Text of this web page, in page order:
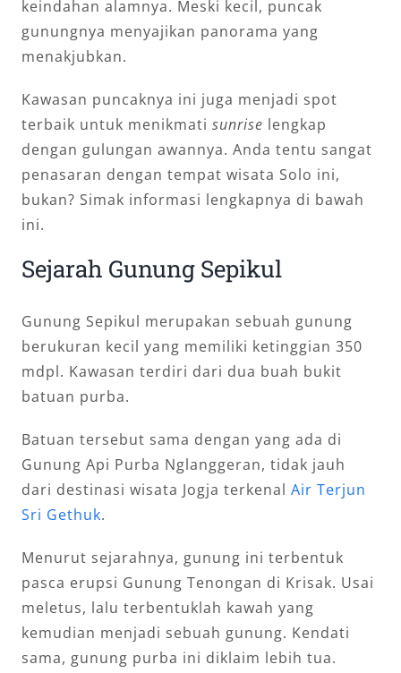
keindahan alamnya. Meski kecil, puncak
gunungnya menyajikan panorama yang
menakjubkan.
Kawasan puncaknya ini juga menjadi spot
terbaik untuk menikmati sunrise lengkap
dengan gulungan awannya. Anda tentu sangat
penasaran dengan tempat wisata Solo ini,
bukan? Simak informasi lengkapnya di bawah
ini.
Sejarah Gunung Sepikul
Gunung Sepikul merupakan sebuah gunung
berukuran kecil yang memiliki ketinggian 350
mdpl. Kawasan terdiri dari dua buah bukit
batuan purba.
Batuan tersebut sama dengan yang ada di
Gunung Api Purba Nglanggeran, tidak jauh
dari destinasi wisata Jogja terkenal Air Terjun
Sri Gethuk.
Menurut sejarahnya, gunung ini terbentuk
pasca erupsi Gunung Tenongan di Krisak. Usai
meletus, lalu terbentuklah kawah yang
kemudian menjadi sebuah gunung. Kendati
sama, gunung purba ini diklaim lebih tua.